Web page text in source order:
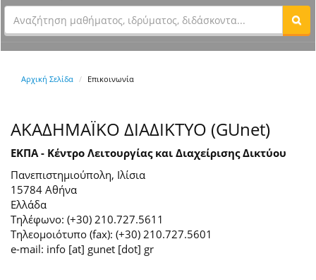
Αρχική Σελίδα Επικοινωνία
ΑΚΑΔΗΜΑΪΚΟ ΔΙΑΔΙΚΤΥΟ (GUnet)
ΕΚΠΑ - Κέντρο Λειτουργίας και Διαχείρισης Δικτύου
Πανεπιστημιούπολη, Ιλίσια
15784 Αθήνα
Ελλάδα
Τηλέφωνο: (+30) 210.727.5611
Τηλεομοιότυπο (fax): (+30) 210.727.5601
e-mail: info [at] gunet [dot] gr